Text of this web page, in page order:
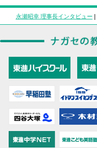
永瀬昭幸 理事長インタビュー |